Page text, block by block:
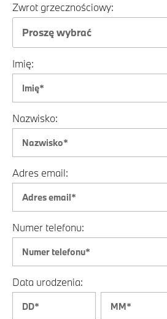
Zwrot grzecznościowy:
Proszę wybrać
Imię:
Nazwisko:
Adres email:
Numer telefonu:
Data urodzenia: